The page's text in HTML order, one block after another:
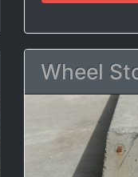
Wheel